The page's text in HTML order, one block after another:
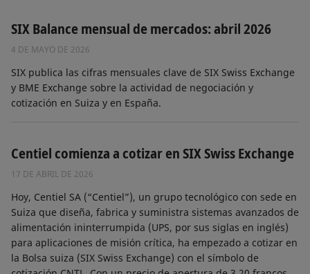
SIX Balance mensual de mercados: abril 2026
4 DE MAYO DE 2026
SIX publica las cifras mensuales clave de SIX Swiss Exchange
y BME Exchange sobre la actividad de negociación y
cotización en Suiza y en España.
Centiel comienza a cotizar en SIX Swiss Exchange
17 DE ABRIL DE 2026
Hoy, Centiel SA (“Centiel”), un grupo tecnológico con sede en
Suiza que diseña, fabrica y suministra sistemas avanzados de
alimentación ininterrumpida (UPS, por sus siglas en inglés)
para aplicaciones de misión crítica, ha empezado a cotizar en
la Bolsa suiza (SIX Swiss Exchange) con el símbolo de